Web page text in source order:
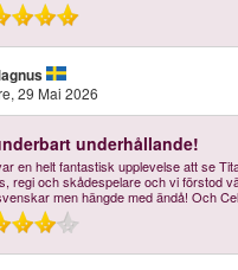
29 Mai 2026
underhållande!
en helt fantastisk upplevelse att se
regi och skådespelare och vi förstod
men hängde med ändå! Och